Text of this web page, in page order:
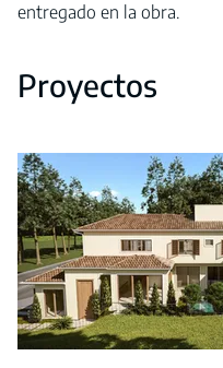
entregado en la obra.
Proyectos